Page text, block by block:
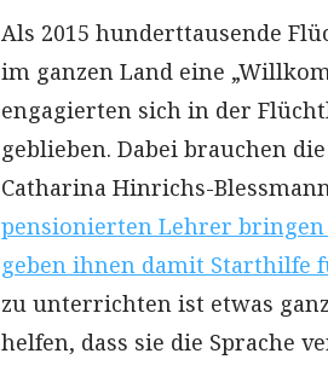
Als 2015 hunderttausende
im ganzen Land eine
engagierten sich in der
geblieben. Dabei brauchen
Catharina Hinrichs-
pensionierten Lehrer
geben ihnen damit Starthilfe
zu unterrichten ist etwas
helfen, dass sie die Sprache